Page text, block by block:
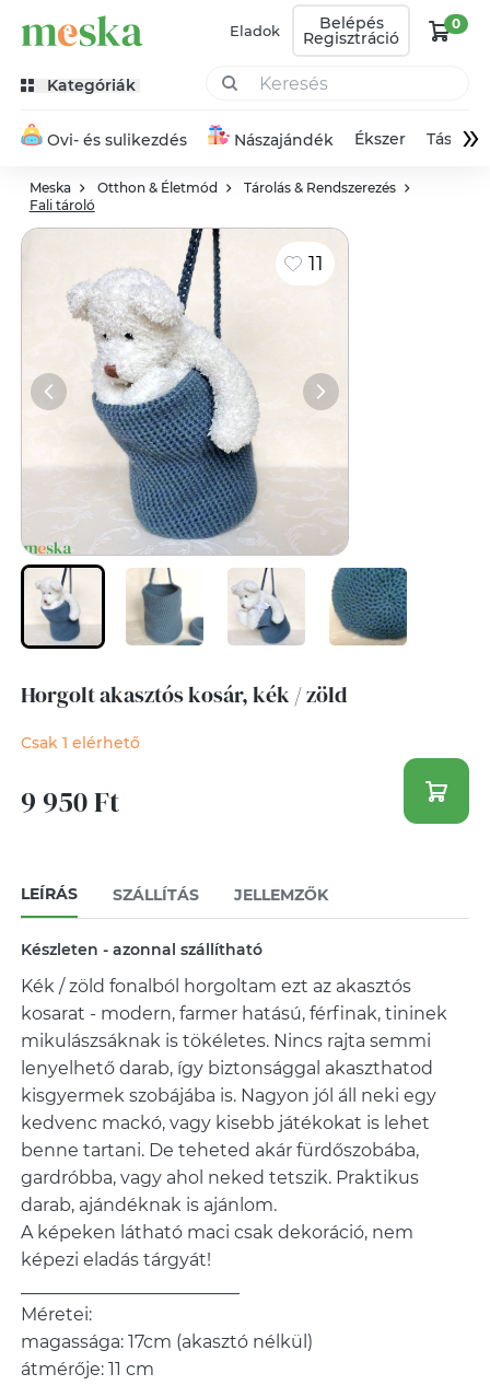
Eladok Belépés
Regisztráció
0
Kategóriák
Ovi- és sulikezdés Nászajándék Ékszer Táska»
Meska Otthon & Életmód
Tárolás & Rendszerezés
Fali tároló
11
Horgolt akasztós kosár, kék / zöld
Csak 1 elérhető
9 950 Ft
LEÍRÁS SZÁLLÍTÁS JELLEMZŐK
Készleten - azonnal szállítható
Kék / zöld fonalból horgoltam ezt az akasztós
kosarat - modern, farmer hatású, férfinak, tininek
mikulászsáknak is tökéletes. Nincs rajta semmi
lenyelhető darab, így biztonsággal akaszthatod
kisgyermek szobájába is. Nagyon jól áll neki egy
kedvenc mackó, vagy kisebb játékokat is lehet
benne tartani. De teheted akár fürdőszobába,
gardróbba, vagy ahol neked tetszik. Praktikus
darab, ajándéknak is ajánlom.
A képeken látható maci csak dekoráció, nem
képezi eladás tárgyát!
Méretei:
magassága: 17cm (akasztó nélkül)
átmérője: 11 cm